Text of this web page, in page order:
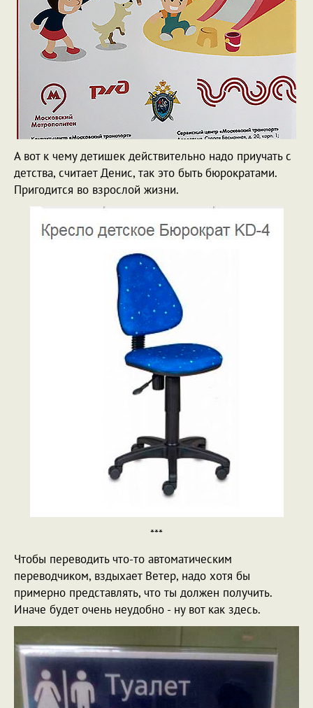
А вот к чему детишек действительно надо приучать с
детства, считает Денис, так это быть бюрократами.
Пригодится во взрослой жизни.
***
Чтобы переводить что-то автоматическим
переводчиком, вздыхает Ветер, надо хотя бы
примерно представлять, что ты должен получить.
Иначе будет очень неудобно - ну вот как здесь.